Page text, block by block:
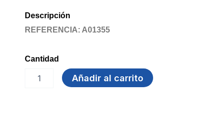
Descripción
REFERENCIA: A01355
Cantidad
1000
Añadir al carrito